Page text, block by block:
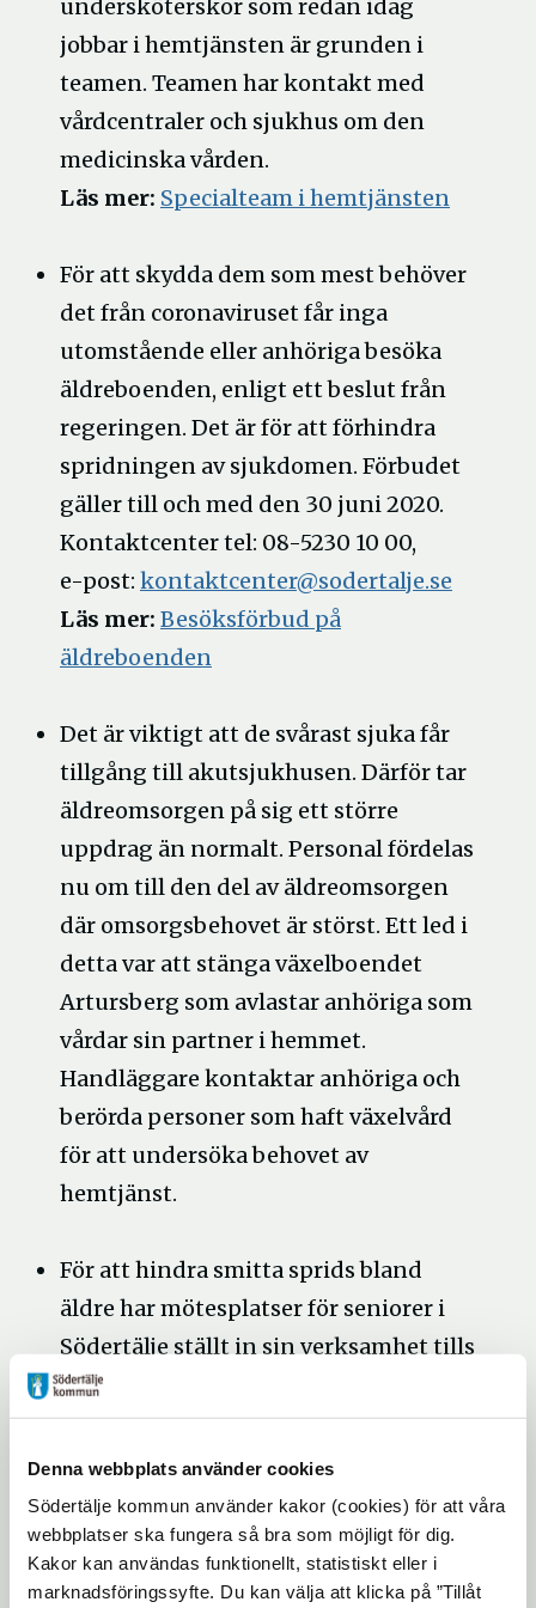
Denna webbplats använder cookies
Södertälje kommun använder kakor (cookies) för att våra
webbplatser ska fungera så bra som möjligt för dig.
Kakor kan användas funktionellt, statistiskt eller i
marknadsföringssyfte. Du kan välja att klicka på ”Tillåt
undersköterskor som redan idag
jobbar i hemtjänsten är grunden i
teamen. Teamen har kontakt med
vårdcentraler och sjukhus om den
medicinska vården.
Läs mer: Specialteam i hemtjänsten
För att skydda dem som mest behöver
det från coronaviruset får inga
utomstående eller anhöriga besöka
äldreboenden, enligt ett beslut från
regeringen. Det är för att förhindra
spridningen av sjukdomen. Förbudet
gäller till och med den 30 juni 2020.
Kontaktcenter tel: 08-5230 10 00,
e-post: kontaktcenter@sodertalje.se
Läs mer: Besöksförbud på
äldreboenden
Det är viktigt att de svårast sjuka får
tillgång till akutsjukhusen. Därför tar
äldreomsorgen på sig ett större
uppdrag än normalt. Personal fördelas
nu om till den del av äldreomsorgen
där omsorgsbehovet är störst. Ett led i
detta var att stänga växelboendet
Artursberg som avlastar anhöriga som
vårdar sin partner i hemmet.
Handläggare kontaktar anhöriga och
berörda personer som haft växelvård
för att undersöka behovet av
hemtjänst.
För att hindra smitta sprids bland
äldre har mötesplatser för seniorer i
Södertälje ställt in sin verksamhet tills
vidare. Ingen verksamhet bedrivs vid
Bergvik, Morkullan och på de mobila
mötesplatserna.
Läs mer:Information för vård och
omsorg med anledning av
coronaviruset